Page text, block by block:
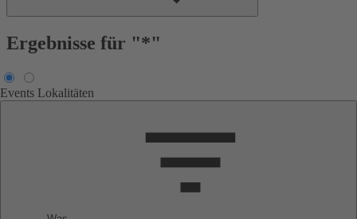
Ergebnisse für "*"
Events Lokalitäten